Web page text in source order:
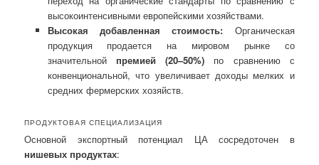
высокоинтенсивными европейскими хозяйствами.
Высокая добавленная стоимость: Органическая
продукция продается на мировом рынке со
значительной премией (20–50%) по сравнению с
конвенциональной, что увеличивает доходы мелких и
средних фермерских хозяйств.
ПРОДУКТОВАЯ СПЕЦИАЛИЗАЦИЯ
Основной экспортный потенциал ЦА сосредоточен в
нишевых продуктах: